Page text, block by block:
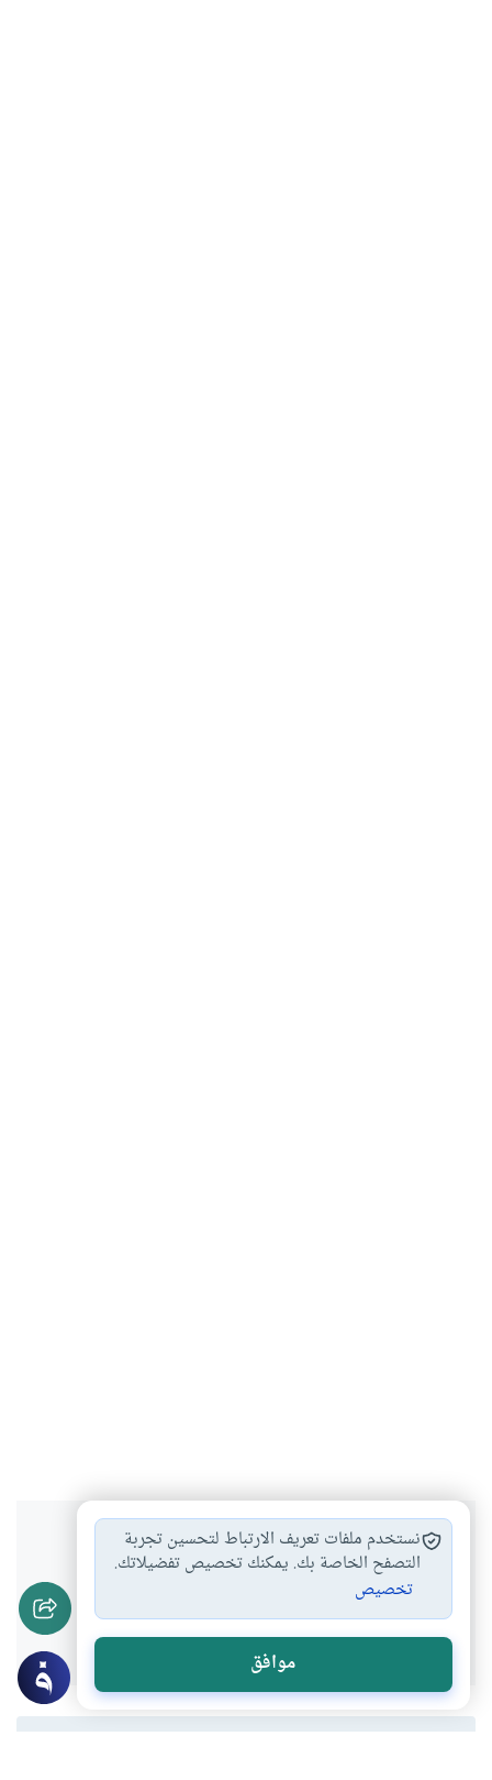
هل انتفعت بهذا المحتوى؟
نعم لا
نستخدم ملفات تعريف الارتباط لتحسين تجربة
التصفح الخاصة بك. يمكنك تخصيص تفضيلاتك.
تخصيص
موافق